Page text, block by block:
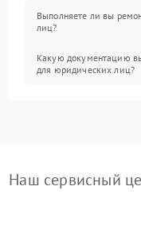
Выполняете ли вы
лиц?
Какую документацию
для юридических лиц?
Наш сервисный